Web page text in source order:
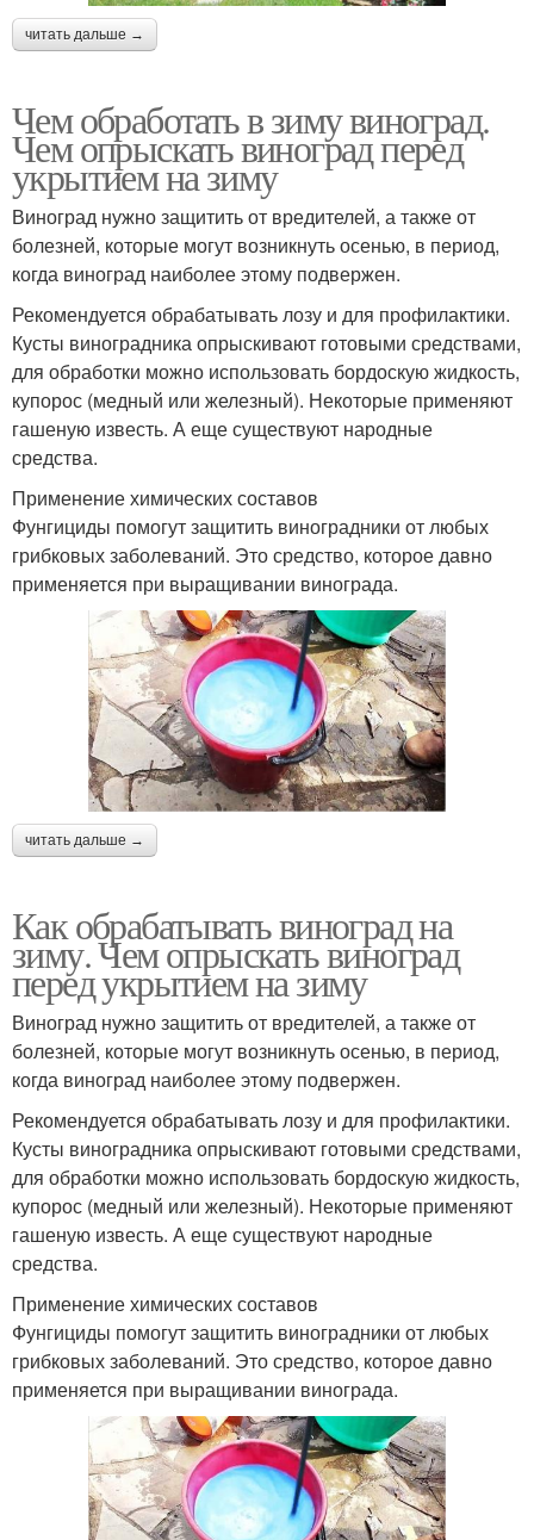
читать дальше →
Чем обработать в зиму виноград.
Чем опрыскать виноград перед
укрытием на зиму
Виноград нужно защитить от вредителей, а также от
болезней, которые могут возникнуть осенью, в период,
когда виноград наиболее этому подвержен.
Рекомендуется обрабатывать лозу и для профилактики.
Кусты виноградника опрыскивают готовыми средствами,
для обработки можно использовать бордоскую жидкость,
купорос (медный или железный). Некоторые применяют
гашеную известь. А еще существуют народные
средства.
Применение химических составов
Фунгициды помогут защитить виноградники от любых
грибковых заболеваний. Это средство, которое давно
применяется при выращивании винограда.
читать дальше →
Как обрабатывать виноград на
зиму. Чем опрыскать виноград
перед укрытием на зиму
Виноград нужно защитить от вредителей, а также от
болезней, которые могут возникнуть осенью, в период,
когда виноград наиболее этому подвержен.
Рекомендуется обрабатывать лозу и для профилактики.
Кусты виноградника опрыскивают готовыми средствами,
для обработки можно использовать бордоскую жидкость,
купорос (медный или железный). Некоторые применяют
гашеную известь. А еще существуют народные
средства.
Применение химических составов
Фунгициды помогут защитить виноградники от любых
грибковых заболеваний. Это средство, которое давно
применяется при выращивании винограда.